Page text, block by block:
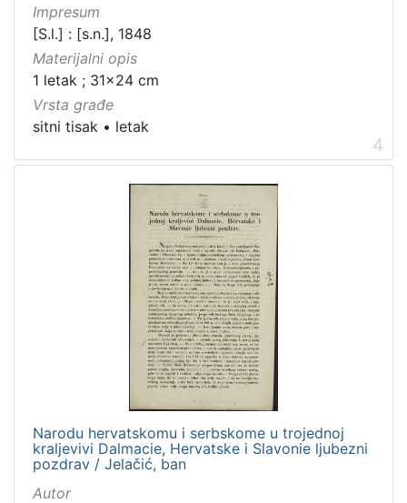
Impresum
[S.l.] : [s.n.], 1848
Materijalni opis
1 letak ; 31x24 cm
Vrsta građe
sitni tisak • letak
4
Narodu hervatskomu i serbskome u trojednoj
kraljevivi Dalmacie, Hervatske i Slavonie ljubezni
pozdrav / Jelačić, ban
Autor